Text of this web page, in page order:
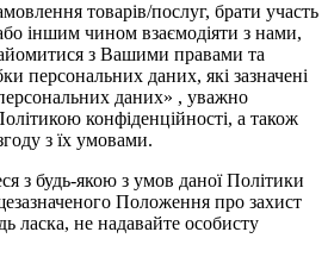
товарів/послуг, брати участь
іншим чином взаємодіяти з нами,
з Вашими правами та
персональних даних, які зазначені
даних» , уважно
конфіденційності, а також
з їх умовами.
з будь-якою з умов даної Політики
Положення про захист
ласка, не надавайте особисту